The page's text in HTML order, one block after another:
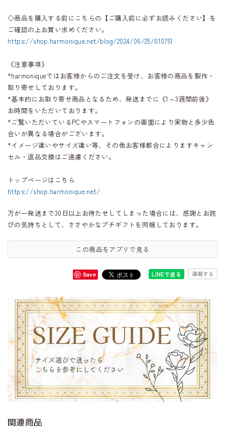
◇商品を購入する前にこちらの【ご購入前に必ずお読みください】を
ご確認の上お買い求めください。
https://shop.harmonique.net/blog/2024/06/25/010751
《注意事項》
*harmoniqueではお客様からのご注文を受け、お客様の商品を製作・
取り寄せしております。
*基本的にお取り寄せ商品となるため、発送までに《1～3週間前後》
お時間をいただいております。
*ご覧いただいているPCやスマートフォンの画面により実物と多少色
合いが異なる場合がございます。
*イメージ違いやサイズ違い等、その他お客様都合によりますキャン
セル・返品交換はご遠慮ください。
トップページはこちら
https://shop.harmonique.net/
万が一発送まで30日以上お待たせしてしまった場合には、感謝とお詫
びの気持ちとして、ささやかなプチギフトを同梱しております。
この商品をアプリで見る
Save LINEで送る 通報する
関連商品